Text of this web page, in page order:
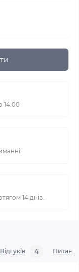
14:00
14 днів.
Відгуків 4